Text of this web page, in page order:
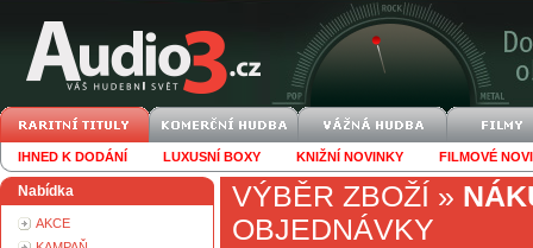
IHNED K DODÁNÍ LUXUSNÍ BOXY KNIŽNÍ NOVINKY FILMOVÉ
Nabídka
AKCE
VÝBĚR ZBOŽÍ »
OBJEDNÁVKY